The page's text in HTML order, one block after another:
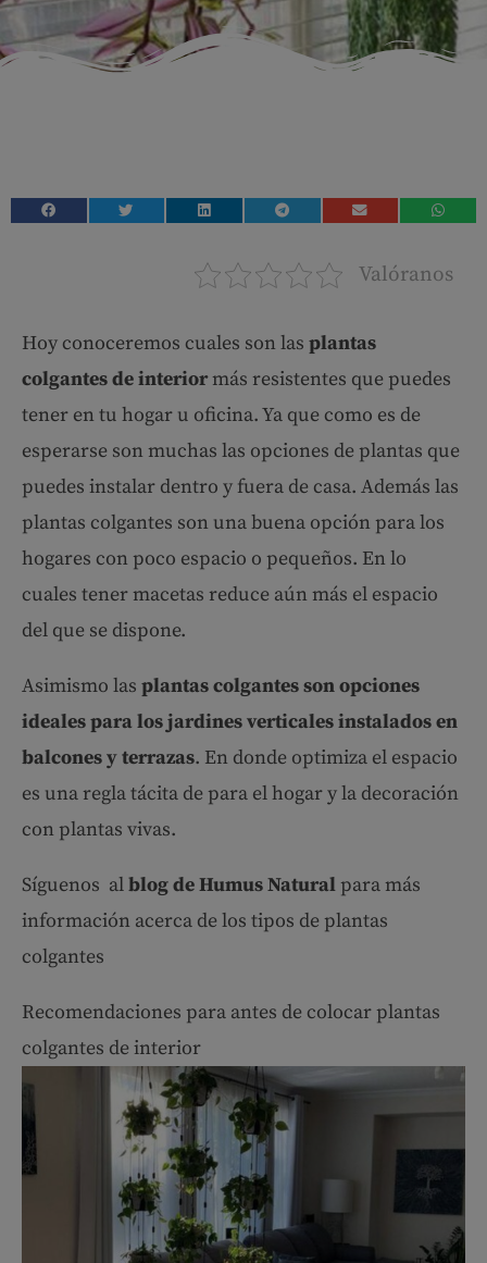
Valóranos
Hoy conoceremos cuales son las plantas
colgantes de interiormás resistentes que puedes
tener en tu hogar u oficina. Ya que como es de
esperarse son muchas las opciones de plantas que
puedes instalar dentro y fuera de casa. Además las
plantas colgantes son una buena opción para los
hogares con poco espacio o pequeños. En lo
cuales tener macetas reduce aún más el espacio
del que se dispone.
Asimismo las plantas colgantes son opciones
ideales para los jardines verticales instalados en
balcones y terrazas. En donde optimiza el espacio
es una regla tácita de para el hogar y la decoración
con plantas vivas.
Síguenos alblog de Humus Naturalpara más
información acerca de los tipos de plantas
colgantes
Recomendaciones para antes de colocar plantas
colgantes de interior